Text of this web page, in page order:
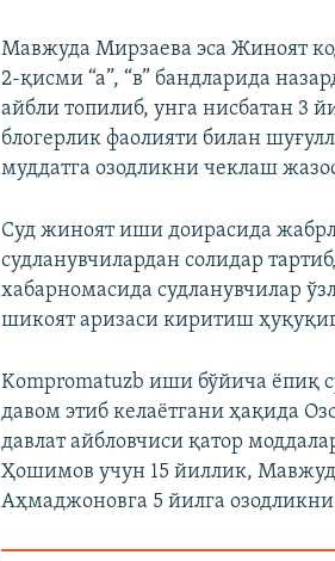
Мавжуда Мирзаева эса Жиноят
2-қисми “а”, “в” бандларида
айбли топилиб, унга нисбатан 3
блогерлик фаолияти билан
муддатга озодликни чеклаш
Суд жиноят иши доирасида
судланувчилардан солидар
хабарномасида судланувчилар
шикоят аризаси киритиш
Kompromаtuzb иши бўйича ёпиқ
давом этиб келаётгани ҳақида
давлат айбловчиси қатор
Ҳошимов учун 15 йиллик,
Аҳмаджоновга 5 йилга